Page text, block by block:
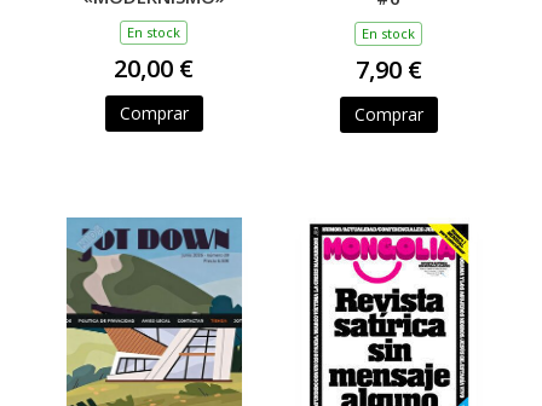
En stock
20,00 €
Comprar
En stock
7,90 €
Comprar